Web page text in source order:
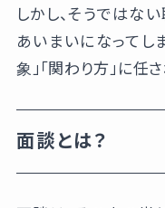
しかし、そうではな
あいまいになってし
象」「関わり方」に任
面談とは？